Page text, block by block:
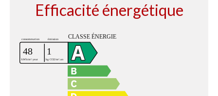
Efficacité énergétique